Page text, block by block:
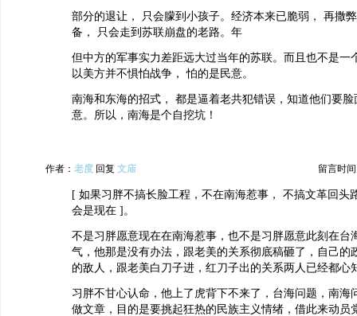
部分的退让， 只会朦到小孩子。经济本来已脆弱， 再撒
备， 只会走到苏联崩盘的老路。年
但中方的军事实力差距远大过当年的苏联。而且也不是一
以美方并不惧怕战争， 怕的是民意。
南海和东海的招式， 都是逼着老共犯错误，知道他们要
意。所以，南海是个自挖坑！
作者： 老度 回复 文庙 留言时间
[ 如果习胖不搞长脸工程，不在南海惹事， 不搞文革回头
会是现在 ]。
不是习胖愿意现在在南海惹事，也不是习胖愿意此刻在台
气，他那是没有办法，跟老美的关系彻底稿砸了，自己的
的敌人，跟老美白刀子进，红刀子出的关系两人已经都心
习胖不甘心认命，他上了虎背下不来了，台海问题，南海
做文章，目的是要挑起狂热的民族主义情绪，借此来动员